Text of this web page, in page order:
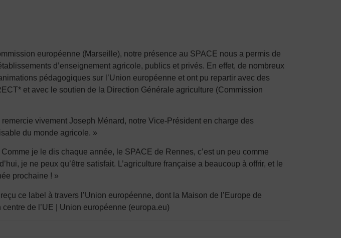
européenne (Marseille), notre présence au SPACE nous a permis de
d’enseignement agricole, publics et privés. En effet, de nombreux
pédagogiques sur l’Union européenne et ont pu repartir avec des
et avec le soutien de la Direction Générale agriculture (Commission
vivement Joseph Ménard, notre Vice-Président en charge des
du monde agricole. »
je le dis chaque année, le SPACE de Rennes, c’est un peu comme
je ne peux qu’être satisfait. L’agriculture française a beaucoup à offrir, et le
prochaine ! »
ce label à travers l’Union européenne, dont la Maison de l’Europe de
de l’UE | Union européenne (europa.eu)